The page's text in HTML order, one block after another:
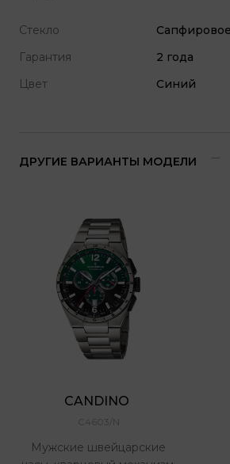
Стекло
Сапфировое
Гарантия
2 года
Цвет
Синий
ДРУГИЕ ВАРИАНТЫ МОДЕЛИ
CANDINO
C4603/N
Мужские швейцарские